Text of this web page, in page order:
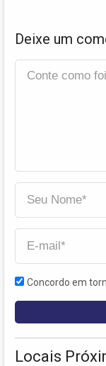
Deixe um
Concordo em
Locais